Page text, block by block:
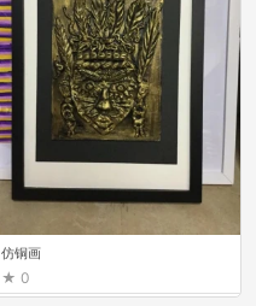
仿铜画
0